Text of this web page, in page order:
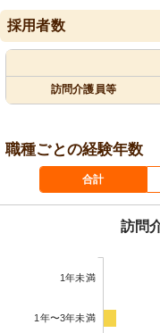
採用者数
訪問介護員等
職種ごとの経験年数
合計
訪問
1年未満
1年〜3年未満